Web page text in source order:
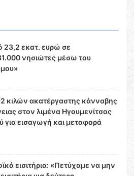
23,2 εκατ. ευρώ σε
νησιώτες μέσω του
κιλών ακατέργαστης κάνναβης
στον λιμένα Ηγουμενίτσας
για εισαγωγή και μεταφορά
εισιτήρια: «Πετύχαμε να μην